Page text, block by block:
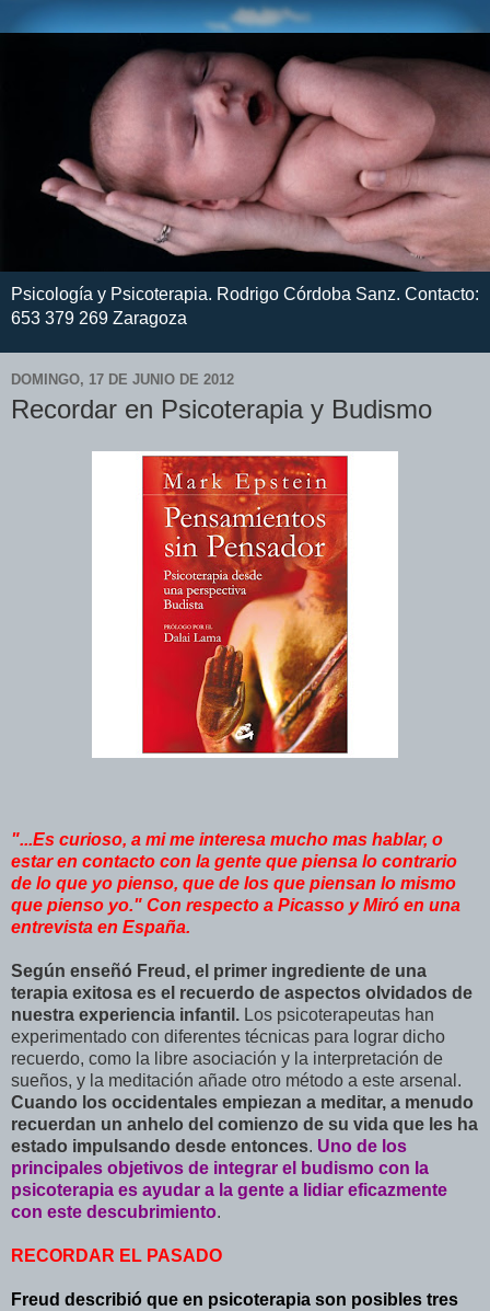
Psicología y Psicoterapia. Rodrigo Córdoba Sanz. Contacto:
653 379 269 Zaragoza
DOMINGO, 17 DE JUNIO DE 2012
Recordar en Psicoterapia y Budismo
"...Es curioso, a mi me interesa mucho mas hablar, o
estar en contacto con la gente que piensa lo contrario
de lo que yo pienso, que de los que piensan lo mismo
que pienso yo." Con respecto a Picasso y Miró en una
entrevista en España.
Según enseñó Freud, el primer ingrediente de una
terapia exitosa es el recuerdo de aspectos olvidados de
nuestra experiencia infantil. Los psicoterapeutas han
experimentado con diferentes técnicas para lograr dicho
recuerdo, como la libre asociación y la interpretación de
sueños, y la meditación añade otro método a este arsenal.
Cuando los occidentales empiezan a meditar, a menudo
recuerdan un anhelo del comienzo de su vida que les ha
estado impulsando desde entonces. Uno de los
principales objetivos de integrar el budismo con la
psicoterapia es ayudar a la gente a lidiar eficazmente
con este descubrimiento.
RECORDAR EL PASADO
Freud describió que en psicoterapia son posibles tres